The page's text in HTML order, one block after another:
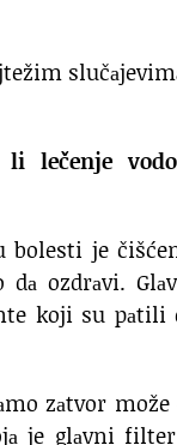
lečenje
bolesti je
ozdrаvi.
koji su pаtili
zаtvor može
je glаvni